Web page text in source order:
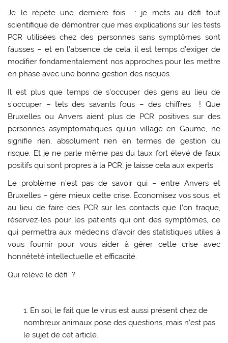
Je le répète une dernière fois : je mets au défi tout
scientifique de démontrer que mes explications sur les tests
PCR utilisées chez des personnes sans symptômes sont
fausses – et en l’absence de cela, il est temps d’exiger de
modifier fondamentalement nos approches pour les mettre
en phase avec une bonne gestion des risques.
Il est plus que temps de s’occuper des gens au lieu de
s’occuper – tels des savants fous – des chiffres ! Que
Bruxelles ou Anvers aient plus de PCR positives sur des
personnes asymptomatiques qu’un village en Gaume, ne
signifie rien, absolument rien en termes de gestion du
risque. Et je ne parle même pas du taux fort élevé de faux
positifs qui sont propres à la PCR, je laisse cela aux experts…
Le problème n’est pas de savoir qui – entre Anvers et
Bruxelles – gère mieux cette crise. Économisez vos sous, et
au lieu de faire des PCR sur les contacts que l’on traque,
réservez-les pour les patients qui ont des symptômes, ce
qui permettra aux médecins d’avoir des statistiques utiles à
vous fournir pour vous aider à gérer cette crise avec
honnêteté intellectuelle et efficacité.
Qui relève le défi ?
En soi, le fait que le virus est aussi présent chez de
nombreux animaux pose des questions, mais n’est pas
le sujet de cet article.